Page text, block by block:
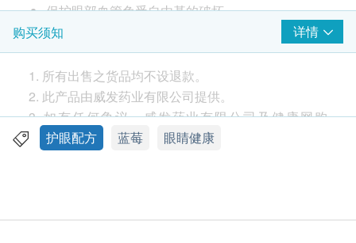
保护眼部血管免受自由基的破坏
促进眼睛血液循环系统健康
有助增进视力及眼部机能
帮助眼睛适应光线明暗的变化
消除黑眼圈
对近视及远视有帮助
适合人士
购买须知 详情
1. 所有出售之货品均不设退款。
2. 此产品由威发药业有限公司提供。
3. 如有任何争议，威发药业有限公司及健康网购
health.ESDlife保留最终决议权。
护眼配方 蓝莓 眼睛健康